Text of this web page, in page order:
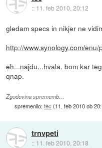
:: 11. feb 2010, 20:12
gledam specs in nikjer ne
http://www.synology.com/enu/
eh...najdu...hvala. bom kar
qnap.
Zgodovina sprememb…
spremenilo:tec (11. feb 2010 ob
trnvpeti
:: 11. feb 2010, 20:18